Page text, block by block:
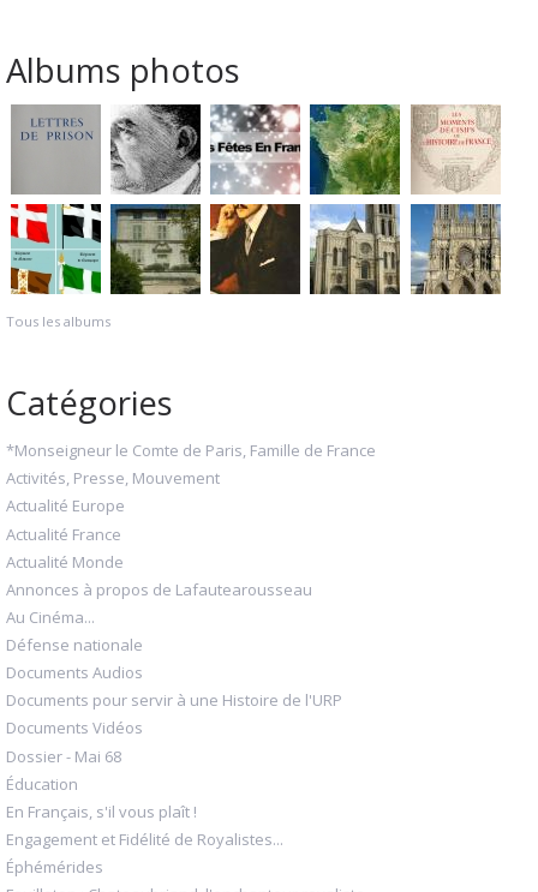
Albums photos
Tous les albums
Catégories
*Monseigneur le Comte de Paris, Famille de France
Activités, Presse, Mouvement
Actualité Europe
Actualité France
Actualité Monde
Annonces à propos de Lafautearousseau
Au Cinéma...
Défense nationale
Documents Audios
Documents pour servir à une Histoire de l'URP
Documents Vidéos
Dossier - Mai 68
Éducation
En Français, s'il vous plaît !
Engagement et Fidélité de Royalistes...
Éphémérides